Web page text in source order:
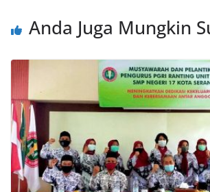
Anda Juga Mungkin